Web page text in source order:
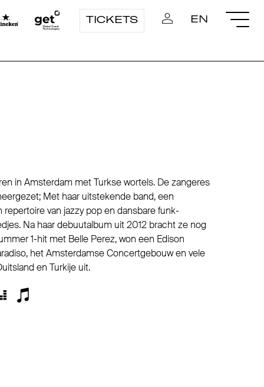
TICKETS EN
in Amsterdam met Turkse wortels. De zangeres
Met haar uitstekende band, een
van jazzy pop en dansbare funk-
Na haar debuutalbum uit 2012 bracht ze nog
1-hit met Belle Perez, won een Edison
het Amsterdamse Concertgebouw en vele
en Turkije uit.